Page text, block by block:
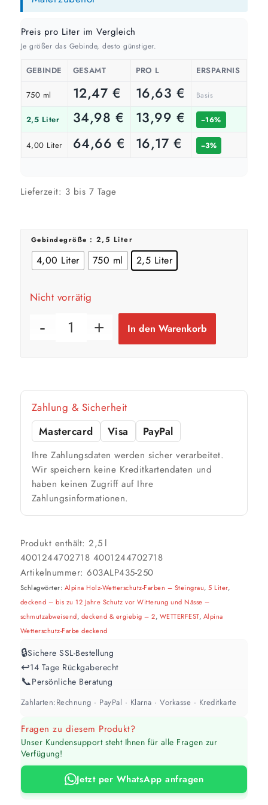
🎨 Jetziger Zustand
Farbig / dunkel
Weiß / hell
Werte sind Richtwerte und können je nach Untergrund und Werkzeug
abweichen. Für 10 % Reserve wird automatisch aufgerundet.
Preis pro Liter im Vergleich
Je größer das Gebinde, desto günstiger.
GEBINDE GESAMT PRO L ERSPARNIS
750 ml 12,47 € 16,63 € Basis
2,5 Liter 34,98 € 13,99 € −16%
4,00 Liter 64,66 € 16,17 € −3%
Lieferzeit: 3 bis 7 Tage
Gebindegröße : 2,5 Liter
4,00 Liter 750 ml 2,5 Liter
Nicht vorrätig
In den Warenkorb
Zahlung & Sicherheit
Mastercard
Visa PayPal
Ihre Zahlungsdaten werden sicher verarbeitet.
Wir speichern keine Kreditkartendaten und
haben keinen Zugriff auf Ihre
Zahlungsinformationen.
Produkt enthält: 2,5 l
4001244702718 4001244702718
Artikelnummer:603ALP435-250
Schlagwörter: Alpina Holz-Wetterschutz-Farben – Steingrau,5 Liter,
deckend – bis zu 12 Jahre Schutz vor Witterung und Nässe –
schmutzabweisend, deckend & ergiebig – 2, WETTERFEST, Alpina
Wetterschutz-Farbe deckend
🔒Sichere SSL-Bestellung
↩️14 Tage Rückgaberecht
📞Persönliche Beratung
Zahlarten:Rechnung · PayPal · Klarna · Vorkasse · Kreditkarte
Fragen zu diesem Produkt?
Unser Kundensupport steht Ihnen für alle Fragen zur
Verfügung!
Jetzt per WhatsApp anfragen